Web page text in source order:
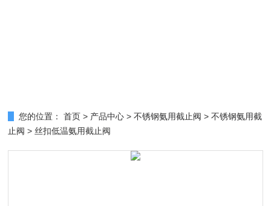
您的位置： 首页 > 产品中心 >不锈钢氨用截止阀 >不锈钢氨用截
止阀 > 丝扣低温氨用截止阀